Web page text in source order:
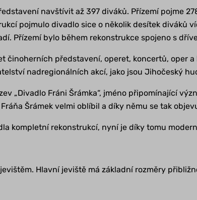
navštívit až 397 diváků. Přízemí pojme
pojmulo divadlo sice o několik desítek
Přízemí bylo během rekonstrukce spojeno s
činoherních představení, operet, koncertů,
nadregionálních akcí, jako jsou Jihočeský
„Divadlo Fráni Šrámka“, jméno připomínající
Šrámek velmi oblíbil a díky němu se tak
kompletní rekonstrukcí, nyní je díky tomu
Hlavní jeviště má základní rozměry